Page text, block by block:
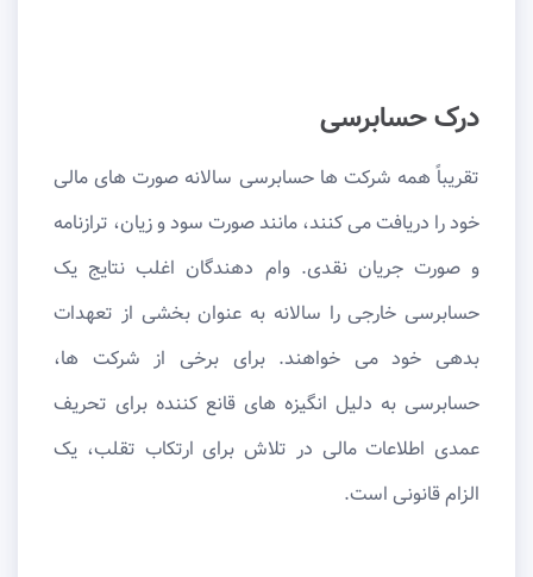
درک حسابرسی
تقریباً همه شرکت ها حسابرسی سالانه صورت های مالی
خود را دریافت می کنند، مانند صورت سود و زیان، ترازنامه
و صورت جریان نقدی. وام دهندگان اغلب نتایج یک
حسابرسی خارجی را سالانه به عنوان بخشی از تعهدات
بدهی خود می خواهند. برای برخی از شرکت ها،
حسابرسی به دلیل انگیزه های قانع کننده برای تحریف
عمدی اطلاعات مالی در تلاش برای ارتکاب تقلب، یک
الزام قانونی است.